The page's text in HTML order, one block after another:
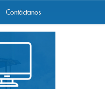
Contáctanos